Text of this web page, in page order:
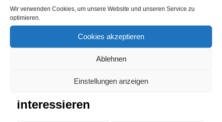
Wir verwenden Cookies, um unsere Website und unseren Service zu
optimieren.
Cookies akzeptieren
Ablehnen
Einstellungen anzeigen
interessieren